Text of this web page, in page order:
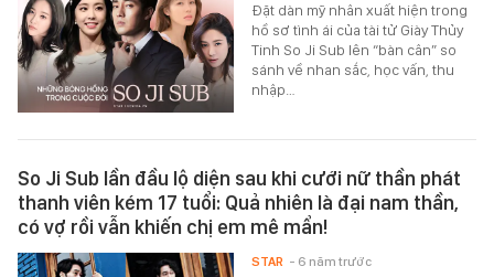
Đặt dàn mỹ nhân xuất hiện trong
hồ sơ tình ái của tài tử Giày Thủy
Tinh So Ji Sub lên “bàn cân” so
sánh về nhan sắc, học vấn, thu
nhập…
So Ji Sub lần đầu lộ diện sau khi cưới nữ thần phát
thanh viên kém 17 tuổi: Quả nhiên là đại nam thần,
có vợ rồi vẫn khiến chị em mê mẩn!
STAR - 6 năm trước